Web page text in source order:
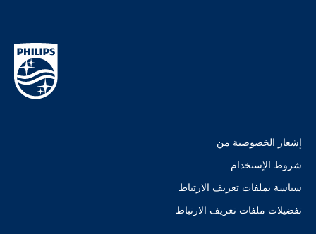
إشعار الخصوصية من
شروط الإستخدام
سياسة بملفات تعريف الارتباط
تفضيلات ملفات تعريف الارتباط